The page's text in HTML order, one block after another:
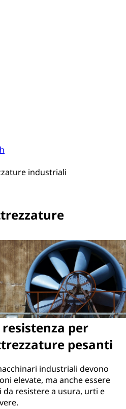
industriali
per
pesanti
industriali devono
elevate, ma anche essere
resistere a usura, urti e